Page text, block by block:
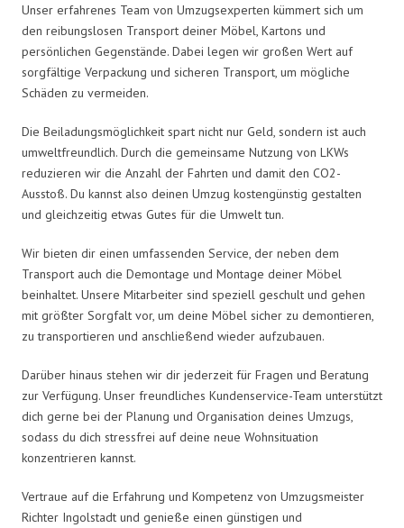
Unser erfahrenes Team von Umzugsexperten kümmert sich um
den reibungslosen Transport deiner Möbel, Kartons und
persönlichen Gegenstände. Dabei legen wir großen Wert auf
sorgfältige Verpackung und sicheren Transport, um mögliche
Schäden zu vermeiden.
Die Beiladungsmöglichkeit spart nicht nur Geld, sondern ist auch
umweltfreundlich. Durch die gemeinsame Nutzung von LKWs
reduzieren wir die Anzahl der Fahrten und damit den CO2-
Ausstoß. Du kannst also deinen Umzug kostengünstig gestalten
und gleichzeitig etwas Gutes für die Umwelt tun.
Wir bieten dir einen umfassenden Service, der neben dem
Transport auch die Demontage und Montage deiner Möbel
beinhaltet. Unsere Mitarbeiter sind speziell geschult und gehen
mit größter Sorgfalt vor, um deine Möbel sicher zu demontieren,
zu transportieren und anschließend wieder aufzubauen.
Darüber hinaus stehen wir dir jederzeit für Fragen und Beratung
zur Verfügung. Unser freundliches Kundenservice-Team unterstützt
dich gerne bei der Planung und Organisation deines Umzugs,
sodass du dich stressfrei auf deine neue Wohnsituation
konzentrieren kannst.
Vertraue auf die Erfahrung und Kompetenz von Umzugsmeister
Richter Ingolstadt und genieße einen günstigen und